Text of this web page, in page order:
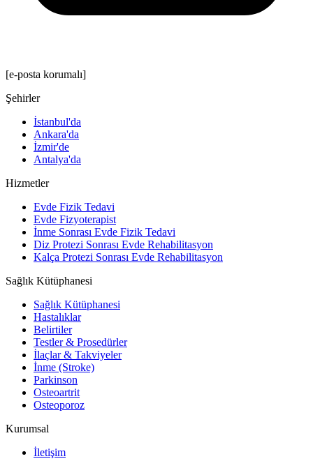
[e-posta korumalı]
Şehirler
İstanbul'da
Ankara'da
İzmir'de
Antalya'da
Hizmetler
Evde Fizik Tedavi
Evde Fizyoterapist
İnme Sonrası Evde Fizik Tedavi
Diz Protezi Sonrası Evde Rehabilitasyon
Kalça Protezi Sonrası Evde Rehabilitasyon
Sağlık Kütüphanesi
Sağlık Kütüphanesi
Hastalıklar
Belirtiler
Testler & Prosedürler
İlaçlar & Takviyeler
İnme (Stroke)
Parkinson
Osteoartrit
Osteoporoz
Kurumsal
İletişim